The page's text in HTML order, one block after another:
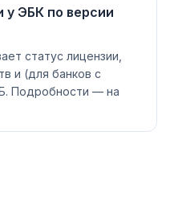
у ЭБК по версии
статус лицензии,
и (для банков с
Подробности — на